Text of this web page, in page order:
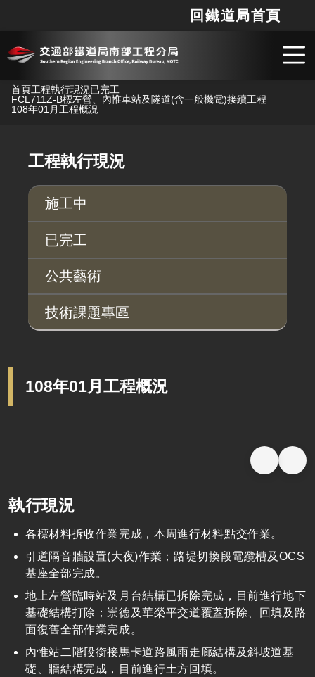
跳到主要內容
回鐵道局首頁
首頁工程執行現況已完工
FCL711Z-B標左營、內惟車站及隧道(含一般機電)接續工程
108年01月工程概況
工程執行現況
施工中
已完工
公共藝術
技術課題專區
108年01月工程概況
執行現況
各標材料拆收作業完成，本周進行材料點交作業。
引道隔音牆設置(大夜)作業；路堤切換段電纜槽及OCS
基座全部完成。
地上左營臨時站及月台結構已拆除完成，目前進行地下
基礎結構打除；崇德及華榮平交道覆蓋拆除、回填及路
面復舊全部作業完成。
內惟站二階段銜接馬卡道路風雨走廊結構及斜坡道基
礎、牆結構完成，目前進行土方回填。